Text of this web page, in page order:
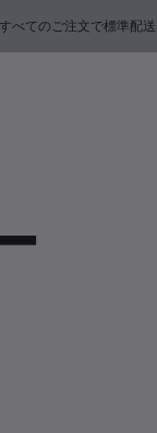
すべてのご注文で標準配